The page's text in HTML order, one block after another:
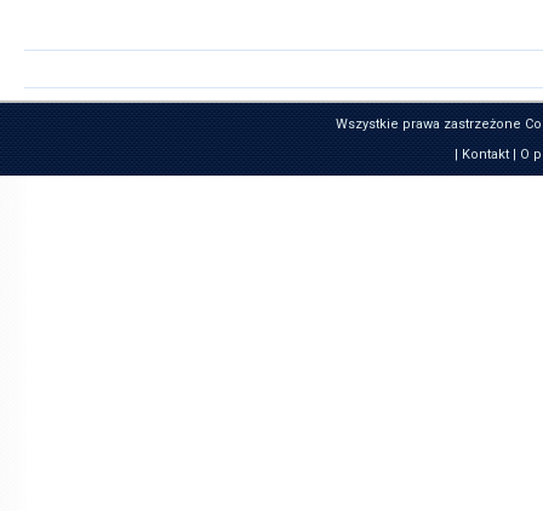
Wszystkie prawa zastrzeżone
|Kontakt|O